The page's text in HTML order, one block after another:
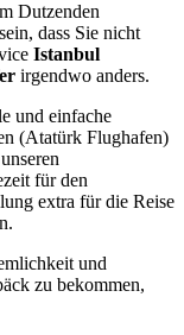
Dutzenden
dass Sie nicht
Istanbul
irgendwo anders.
und einfache
(Atatürk Flughafen)
für den
extra für die Reise
und
zu bekommen,